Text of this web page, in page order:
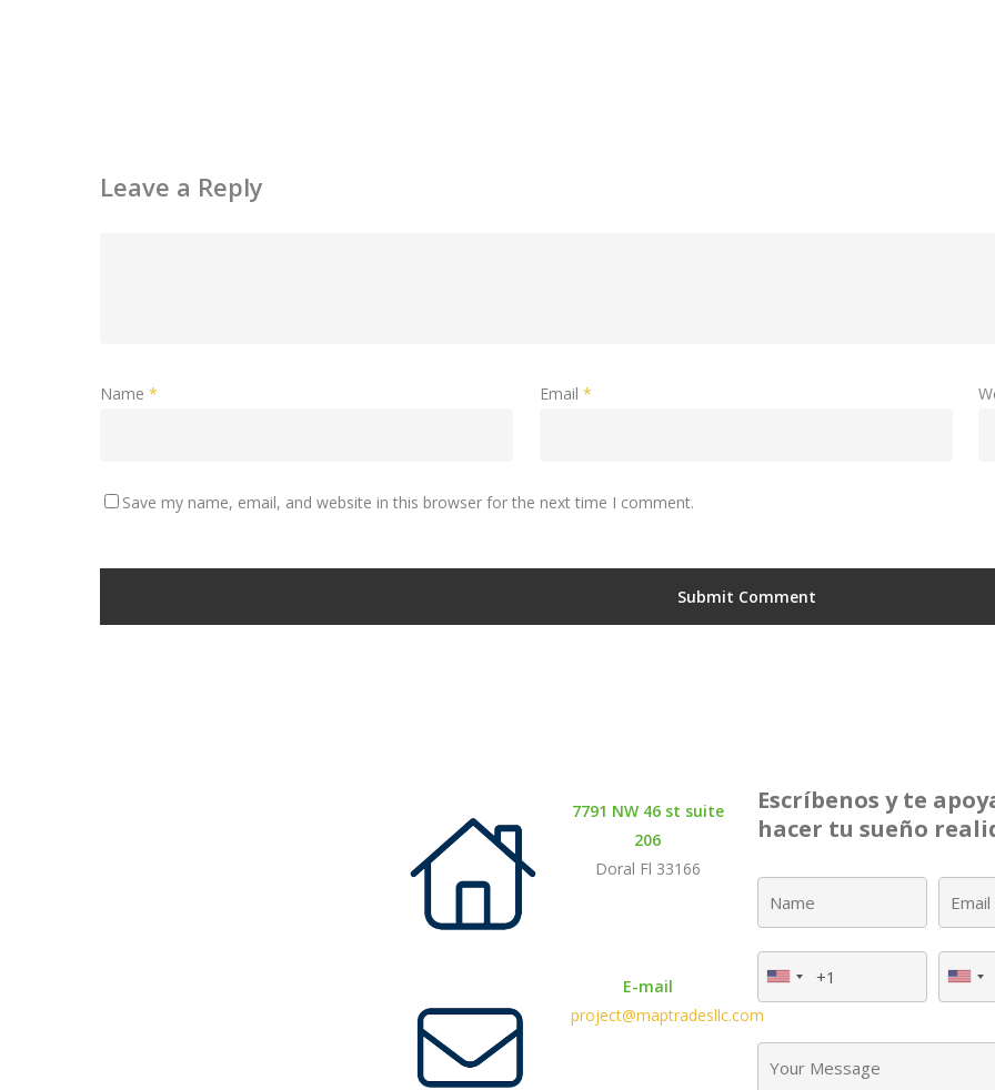
Leave a Reply
Name * Email *
Save my name, email, and website in this browser for the next time I comment.
7791 NW 46 st suite
206
Doral Fl 33166
E-mail
project@maptradesllc.com
Escríbenos y te
hacer tu sueño